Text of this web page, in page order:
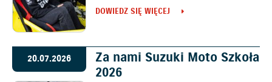
DOWIEDZ SIĘ WIĘCEJ
20.07.2026
Za nami Suzuki Moto Szkoła
2026